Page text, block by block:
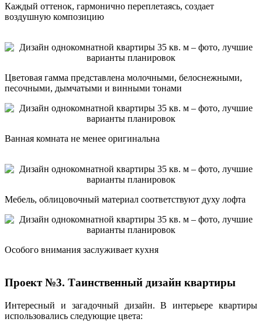
Каждый оттенок, гармонично переплетаясь, создает
воздушную композицию
Цветовая гамма представлена молочными, белоснежными,
песочными, дымчатыми и винными тонами
Ванная комната не менее оригинальна
Мебель, облицовочный материал соответствуют духу лофта
Особого внимания заслуживает кухня
Проект №3. Таинственный дизайн квартиры
Интересный и загадочный дизайн. В интерьере квартиры
использовались следующие цвета: